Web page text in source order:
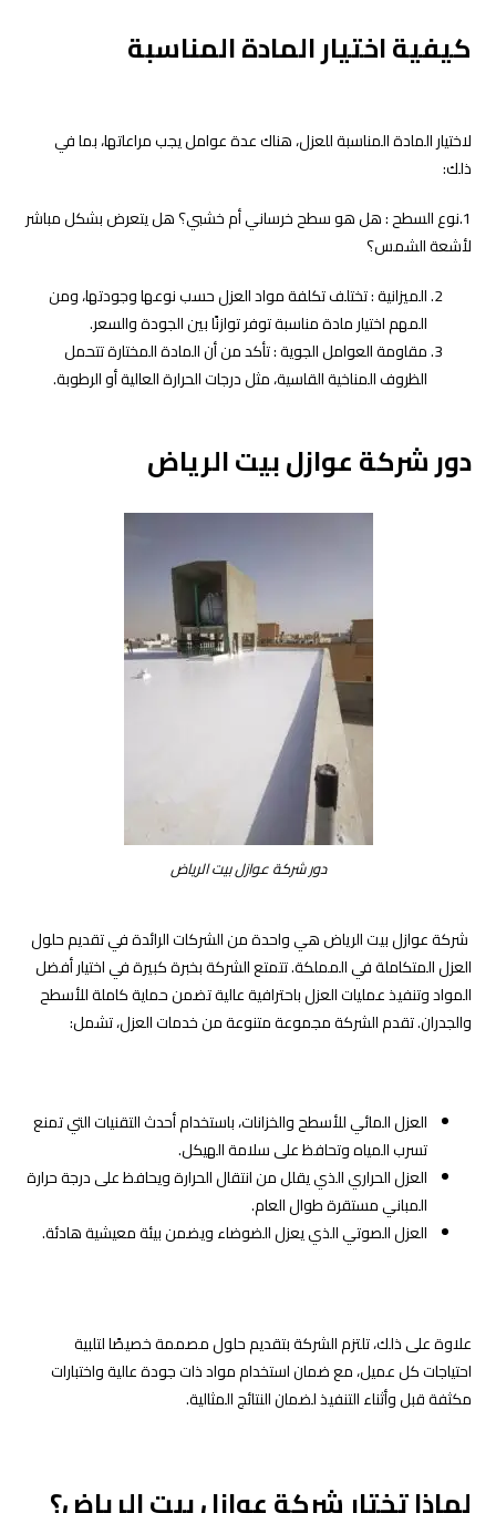
كيفية اختيار المادة المناسبة
لاختيار المادة المناسبة للعزل، هناك عدة عوامل يجب مراعاتها، بما في
ذلك:
1.نوع السطح : هل هو سطح خرساني أم خشبي؟ هل يتعرض بشكل مباشر
لأشعة الشمس؟
الميزانية : تختلف تكلفة مواد العزل حسب نوعها وجودتها، ومن
المهم اختيار مادة مناسبة توفر توازنًا بين الجودة والسعر.
مقاومة العوامل الجوية : تأكد من أن المادة المختارة تتحمل
الظروف المناخية القاسية، مثل درجات الحرارة العالية أو الرطوبة.
دور شركة عوازل بيت الرياض
دور شركة عوازل بيت الرياض
شركة عوازل بيت الرياض هي واحدة من الشركات الرائدة في تقديم حلول
العزل المتكاملة في المملكة. تتمتع الشركة بخبرة كبيرة في اختيار أفضل
المواد وتنفيذ عمليات العزل باحترافية عالية تضمن حماية كاملة للأسطح
والجدران. تقدم الشركة مجموعة متنوعة من خدمات العزل، تشمل:
العزل المائي للأسطح والخزانات، باستخدام أحدث التقنيات التي تمنع
تسرب المياه وتحافظ على سلامة الهيكل.
العزل الحراري الذي يقلل من انتقال الحرارة ويحافظ على درجة حرارة
المباني مستقرة طوال العام.
العزل الصوتي الذي يعزل الضوضاء ويضمن بيئة معيشية هادئة.
علاوة على ذلك، تلتزم الشركة بتقديم حلول مصممة خصيصًا لتلبية
احتياجات كل عميل، مع ضمان استخدام مواد ذات جودة عالية واختبارات
مكثفة قبل وأثناء التنفيذ لضمان النتائج المثالية.